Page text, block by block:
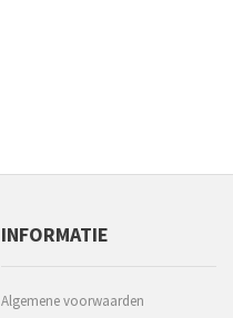
INFORMATIE
Algemene voorwaarden